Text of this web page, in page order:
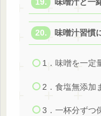
味噌汁と一
味噌汁習慣
1．味噌を一定
2．食塩無添加
3．一杯分ずつ